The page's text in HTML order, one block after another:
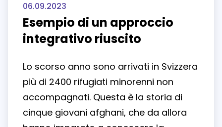
06.09.2023
Esempio di un approccio
integrativo riuscito
Lo scorso anno sono arrivati in Svizzera
più di 2400 rifugiati minorenni non
accompagnati. Questa è la storia di
cinque giovani afghani, che da allora